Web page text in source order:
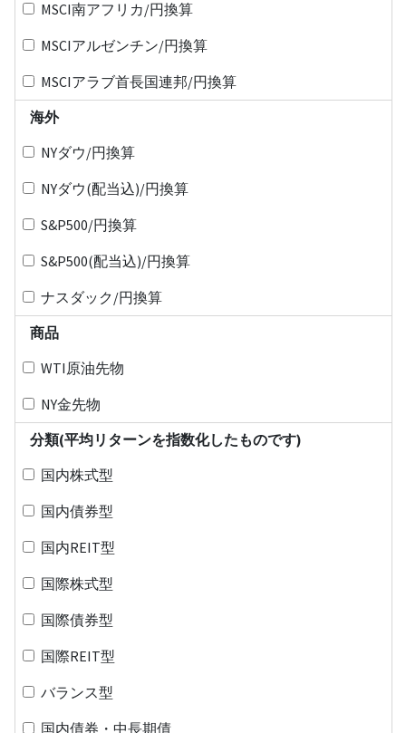
MSCI南アフリカ/円換算
MSCIアルゼンチン/円換算
MSCIアラブ首長国連邦/円換算
海外
NYダウ/円換算
NYダウ(配当込)/円換算
S&P500/円換算
S&P500(配当込)/円換算
ナスダック/円換算
商品
WTI原油先物
NY金先物
分類(平均リターンを指数化したものです)
国内株式型
国内債券型
国内REIT型
国際株式型
国際債券型
国際REIT型
バランス型
国内債券・中長期債